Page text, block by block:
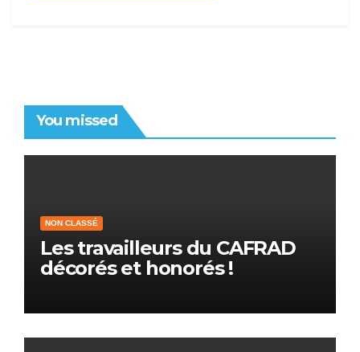
You missed
NON CLASSÉ
Les travailleurs du CAFRAD
décorés et honorés !